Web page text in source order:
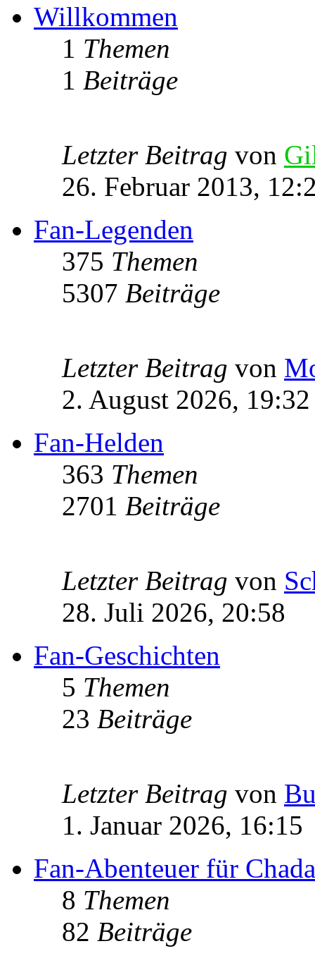
Willkommen
1 Themen
1 Beiträge
Letzter Beitrag von
26. Februar 2013,
Fan-Legenden
375 Themen
5307 Beiträge
Letzter Beitrag von
2. August 2026, 19:32
Fan-Helden
363 Themen
2701 Beiträge
Letzter Beitrag von
28. Juli 2026, 20:58
Fan-Geschichten
5 Themen
23 Beiträge
Letzter Beitrag von
1. Januar 2026, 16:15
Fan-Abenteuer für
8 Themen
82 Beiträge